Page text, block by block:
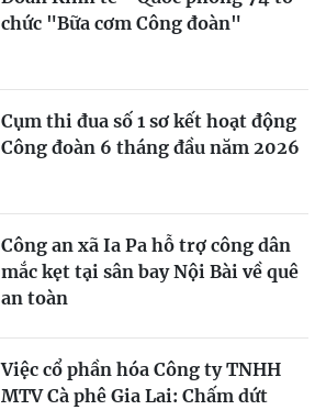
chức "Bữa cơm Công đoàn"
Cụm thi đua số 1 sơ kết hoạt động
Công đoàn 6 tháng đầu năm 2026
Công an xã Ia Pa hỗ trợ công dân
mắc kẹt tại sân bay Nội Bài về quê
an toàn
Việc cổ phần hóa Công ty TNHH
MTV Cà phê Gia Lai: Chấm dứt